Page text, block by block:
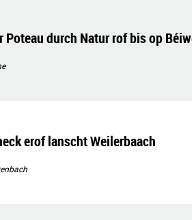
Poteau durch Natur rof bis op
erof lanscht Weilerbaach